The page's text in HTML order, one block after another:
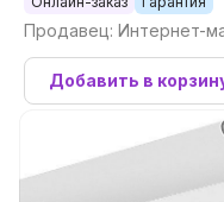
Продавец: Интернет-
ин Newton.by
Добавить в